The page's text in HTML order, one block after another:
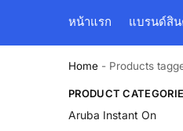
หน้าแรก แบรนด์สิน
Home - Products
PRODUCT
Aruba Instant On